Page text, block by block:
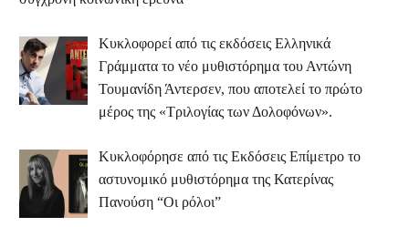
Κυκλοφορεί από τις εκδόσεις Ελληνικά
Γράμματα το νέο μυθιστόρημα του Αντώνη
Τουμανίδη Άντερσεν, που αποτελεί το πρώτο
μέρος της «Τριλογίας των Δολοφόνων».
Κυκλοφόρησε από τις Εκδόσεις Επίμετρο το
αστυνομικό μυθιστόρημα της Κατερίνας
Πανούση “Οι ρόλοι”